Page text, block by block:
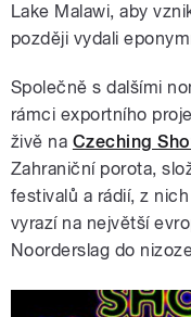
Lake Malawi, aby
později vydali
Společně s dalšími
rámci exportního
živě na Czeching
Zahraniční porota,
festivalů a rádií, z
vyrazí na největší
Noorderslag do